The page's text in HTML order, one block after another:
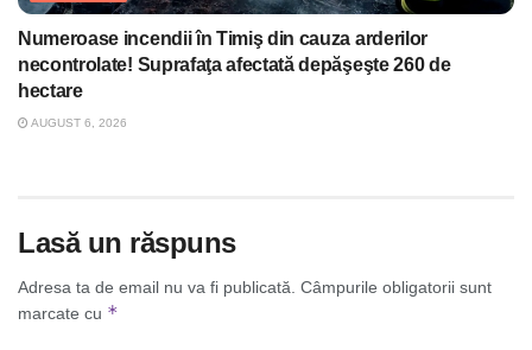
Numeroase incendii în Timiş din cauza arderilor
necontrolate! Suprafaţa afectată depăşeşte 260 de
hectare
AUGUST 6, 2026
Lasă un răspuns
Adresa ta de email nu va fi publicată. Câmpurile obligatorii sunt
marcate cu *